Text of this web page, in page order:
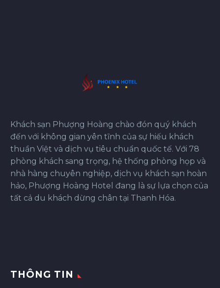
Khách sạn Phượng Hoàng chào đón quý khách
đến với không gian yên tĩnh của sự hiếu khách
thuần Việt và dịch vụ tiêu chuẩn quốc tế. Với 78
phòng khách sang trọng, hệ thống phòng họp và
nhà hàng chuyên nghiệp, dịch vụ khách sạn hoàn
hảo, Phượng Hoàng Hotel đang là sự lựa chọn của
tất cả du khách dừng chân tại Thanh Hóa.
THÔNG TIN